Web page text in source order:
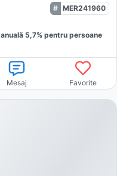
MER241960
anuală 5,7% pentru persoane
Mesaj Favorite